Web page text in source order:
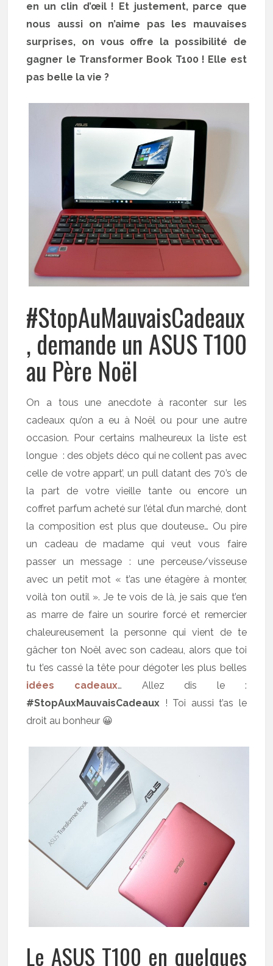
en un clin d’œil ! Et justement, parce que
nous aussi on n’aime pas les mauvaises
surprises, on vous offre la possibilité de
gagner le Transformer Book T100 ! Elle est
pas belle la vie ?
#StopAuMauvaisCadeaux
, demande un ASUS T100
au Père Noël
On a tous une anecdote à raconter sur les
cadeaux qu’on a eu à Noël ou pour une autre
occasion. Pour certains malheureux la liste est
longue : des objets déco qui ne collent pas avec
celle de votre appart’, un pull datant des 70’s de
la part de votre vieille tante ou encore un
coffret parfum acheté sur l’étal d’un marché, dont
la composition est plus que douteuse… Ou pire
un cadeau de madame qui veut vous faire
passer un message : une perceuse/visseuse
avec un petit mot « t’as une étagère à monter,
voilà ton outil ». Je te vois de là, je sais que t’en
as marre de faire un sourire forcé et remercier
chaleureusement la personne qui vient de te
gâcher ton Noël avec son cadeau, alors que toi
tu t’es cassé la tête pour dégoter les plus belles
idées cadeaux… Allez dis le :
#StopAuxMauvaisCadeaux ! Toi aussi t’as le
droit au bonheur 😀
Le ASUS T100 en quelques